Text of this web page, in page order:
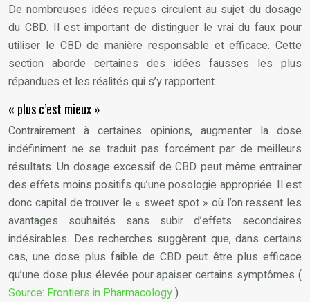
De nombreuses idées reçues circulent au sujet du dosage
du CBD. Il est important de distinguer le vrai du faux pour
utiliser le CBD de manière responsable et efficace. Cette
section aborde certaines des idées fausses les plus
répandues et les réalités qui s’y rapportent.
« plus c’est mieux »
Contrairement à certaines opinions, augmenter la dose
indéfiniment ne se traduit pas forcément par de meilleurs
résultats. Un dosage excessif de CBD peut même entraîner
des effets moins positifs qu’une posologie appropriée. Il est
donc capital de trouver le « sweet spot » où l’on ressent les
avantages souhaités sans subir d’effets secondaires
indésirables. Des recherches suggèrent que, dans certains
cas, une dose plus faible de CBD peut être plus efficace
qu’une dose plus élevée pour apaiser certains symptômes (
Source: Frontiers in Pharmacology).